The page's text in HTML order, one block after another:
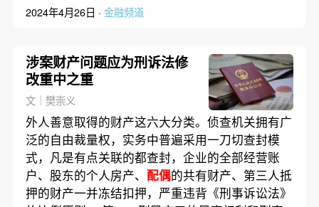
2024年4月26日 · 金融频道
涉案财产问题应为刑诉法修
改重中之重
文｜樊崇义
外人善意取得的财产这六大分类。侦查机关拥有广
泛的自由裁量权，实务中普遍采用一刀切查封模
式，凡是有点关联的都查封，企业的全部经营账
户、股东的个人房产、 配偶的共有财产、第三人抵
押的财产一并冻结扣押，严重违背《刑事诉讼法》